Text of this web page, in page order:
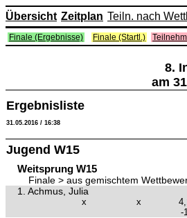
Übersicht Zeitplan Teiln. nach
Finale (Ergebnisse) Finale (Startl.)
8.
am
Ergebnisliste
31.05.2016 / 16:38
Jugend W15
Weitsprung W15
Finale > aus gemischtem
1.
Achmus, Julia
x x
-